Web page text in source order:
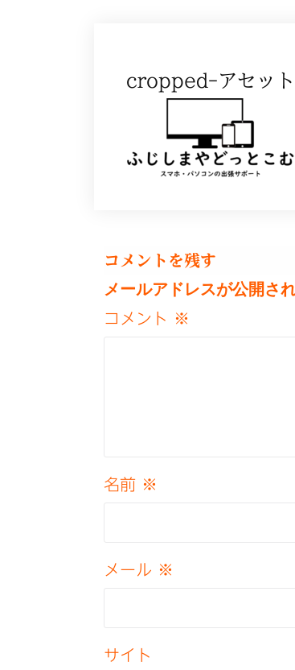
cropped-アセッ
コメントを残す
メールアドレスが公開さ
コメント ※
名前 ※
メール ※
サイト